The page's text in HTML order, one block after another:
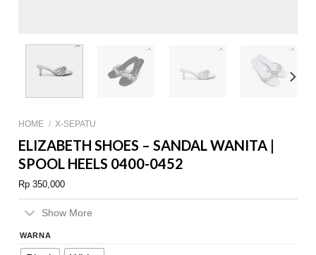
HOME / X-SEPATU
ELIZABETH SHOES – SANDAL WANITA |
SPOOL HEELS 0400-0452
Rp 350,000
Show More
WARNA